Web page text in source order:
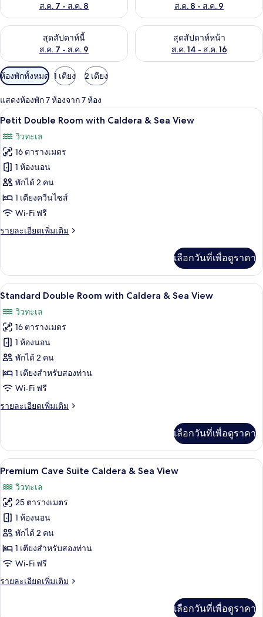
ส.ค. 7 - ส.ค. 8
ส.ค. 8 - ส.ค. 9
สุดสัปดาห์นี้
ส.ค. 7 - ส.ค. 9
ตรวจสอบจำนวนห้องพักว่างในสุดสัปดาห์นี้ ส.ค. 7 - ส.ค. 9
สุดสัปดาห์หน้า
ส.ค. 14 - ส.ค. 16
ตรวจสอบจำนวนห้องพักว่างใน
ตัว
กรอง
ที่
มี
ให้
สำหรับ
ห้อง
พัก
ห้องพักทั้งหมด 1 เตียง 2 เตียง
แสดงห้องพัก 7 ห้องจาก 7 ห้อง
เปิด
ภาพถ่าย
ทั้งหมด
ของ
Petit
Double
Room
Caldera
View
เครื่องนอนระดับพรีเมียม, เตียงพร้อม
4
Petit Double Room with Caldera & Sea View
วิวทะเล
16 ตารางเมตร
1 ห้องนอน
พักได้ 2 คน
1 เตียงควีนไซส์
Wi-Fi ฟรี
รายละเอียดเพิ่มเติม
ราย
เกี่ยว
กับ
Petit
Room
with
Caldera
&
Sea
View
เลือกวันที่เพื่อดูราคา
เปิด
ภาพถ่าย
ทั้งหมด
ของ
Standard
Double
Room
Caldera
View
Standard Double Room with
7
Standard Double Room with Caldera & Sea View
วิวทะเล
16 ตารางเมตร
1 ห้องนอน
พักได้ 2 คน
1 เตียงสำหรับสองท่าน
Wi-Fi ฟรี
รายละเอียดเพิ่มเติม
ราย
เกี่ยว
กับ
Standard
Room
with
Caldera
&
Sea
View
เลือกวันที่เพื่อดูราคา
เปิด
ภาพถ่าย
ทั้งหมด
ของ
Premium
Cave
Suite
&
เครื่องนอนระดับพรีเมียม, เตียงพร้อม
8
Premium Cave Suite Caldera & Sea View
วิวทะเล
25 ตารางเมตร
1 ห้องนอน
พักได้ 2 คน
1 เตียงสำหรับสองท่าน
Wi-Fi ฟรี
รายละเอียดเพิ่มเติม
ราย
เลือกวันที่เพื่อดูราคา